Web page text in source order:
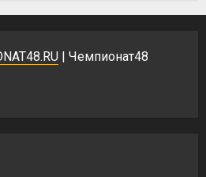
| Чемпионат48